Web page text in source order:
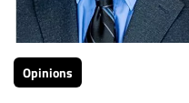
Opinions